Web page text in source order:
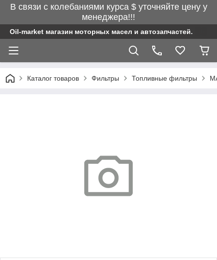
В связи с колебаниями курса $ уточняйте цену у
менеджера!!!
Oil-market магазин моторных масел и автозапчастей.
Каталог товаров Фильтры Топливные фильтры